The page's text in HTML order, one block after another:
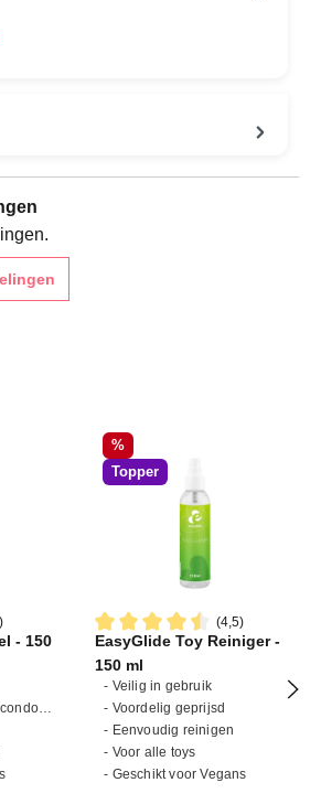
van 4.4 van 5 sterren
- 150
Korting
%
Topper
(4,5)
Gemiddelde waardering van
EasyGlide Toy Reiniger -
150 ml
- Veilig in gebruik
- Voordelig geprijsd
- Eenvoudig reinigen
- Voor alle toys
- Geschikt voor Vegans